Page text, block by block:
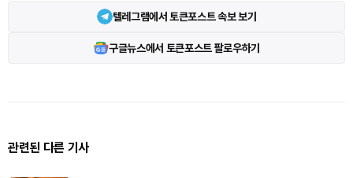
텔레그램에서 토큰포스트 속보 보기
구글뉴스에서 토큰포스트 팔로우하기
관련된 다른 기사